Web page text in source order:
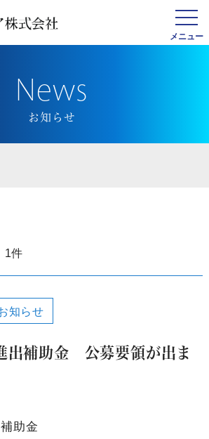
News
お知らせ
1件
知らせ
出補助金 公募要領が出ま
助金